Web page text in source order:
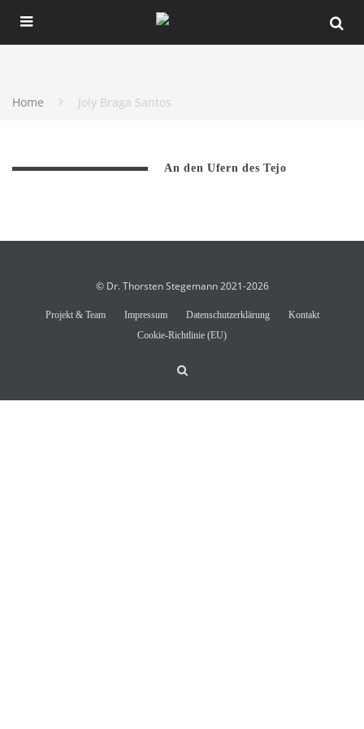
Home Joly Braga Santos
An den Ufern des Tejo
© Dr. Thorsten Stegemann 2021-2026
Projekt & Team Impressum Datenschutzerklärung
Kontakt
Cookie-Richtlinie (EU)